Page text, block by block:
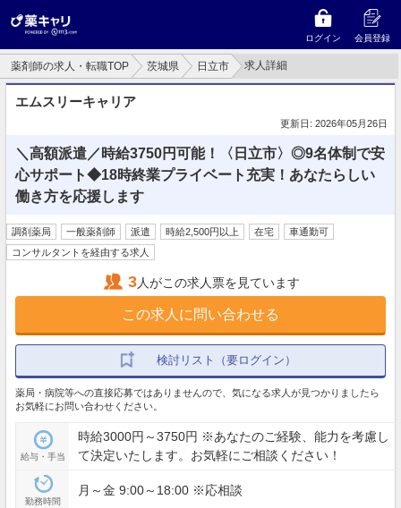
ログイン 会員登録
薬剤師の求人・転職TOP 茨城県 日立市 求人詳細
エムスリーキャリア
更新日: 2026年05月26日
＼高額派遣／時給3750円可能！〈日立市〉◎9名体制で安
心サポート◆18時終業プライベート充実！あなたらしい
働き方を応援します
調剤薬局 一般薬剤師 派遣 時給2,500円以上 在宅
車通勤可
コンサルタントを経由する求人
3人がこの求人票を見ています
この求人に問い合わせる
検討リスト（要ログイン）
薬局・病院等への直接応募ではありませんので、気になる求人が見つかりましたら
お気軽にお問い合わせください。
給与・手当
時給3000円～3750円 ※あなたのご経験、能力を考慮し
て決定いたします。お気軽にご相談ください！
勤務時間
月～金 9:00～18:00 ※応相談